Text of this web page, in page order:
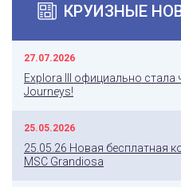
КРУИЗНЫЕ
27.07.2026
Explora III официально
Journeys!
25.05.2026
25.05.26 Новая бесплатная
MSC Grandiosa